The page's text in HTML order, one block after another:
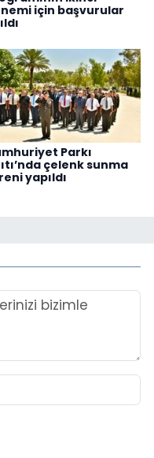
için başvurular
Parkı
çelenk sunma
yapıldı